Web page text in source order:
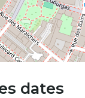
dates